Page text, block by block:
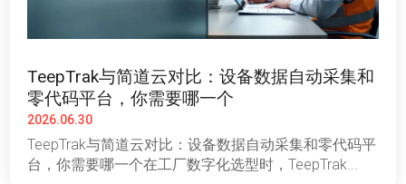
TeepTrak与简道云对比：设备数据自动采集和
零代码平台，你需要哪一个
2026.06.30
TeepTrak与简道云对比：设备数据自动采集和零代码平
台，你需要哪一个在工厂数字化选型时，TeepTrak...